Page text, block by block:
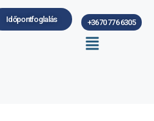
Időpontfoglalás
+3670 776 6305